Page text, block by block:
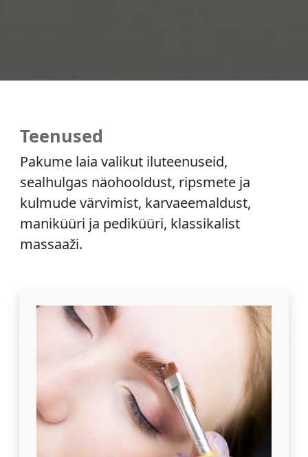
Teenused
Pakume laia valikut iluteenuseid,
sealhulgas näohooldust, ripsmete ja
kulmude värvimist, karvaeemaldust,
maniküüri ja pediküüri, klassikalist
massaaži.